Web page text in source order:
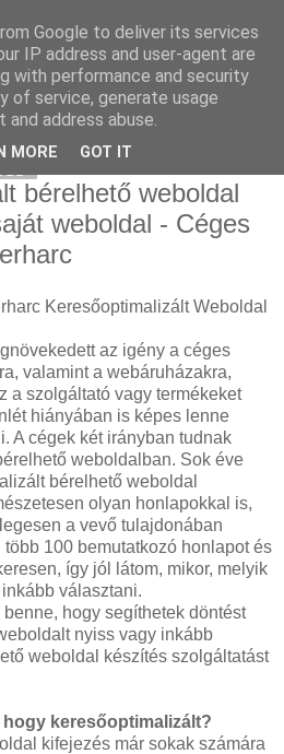
Agency
bérelhető weboldal
weboldal - Céges
Keresőoptimalizált Weboldal
az igény a céges
valamint a webáruházakra,
a szolgáltató vagy termékeket
hiányában is képes lenne
A cégek két irányban tudnak
weboldalban. Sok éve
bérelhető weboldal
olyan honlapokkal is,
a vevő tulajdonában
100 bemutatkozó honlapot és
így jól látom, mikor, melyik
választani.
hogy segíthetek döntést
nyiss vagy inkább
weboldal készítés szolgáltatást
hogy keresőoptimalizált?
kifejezés már sokak számára
Google to deliver its services
IP address and user-agent are
with performance and security
of service, generate usage
address abuse.
MORE GOT IT